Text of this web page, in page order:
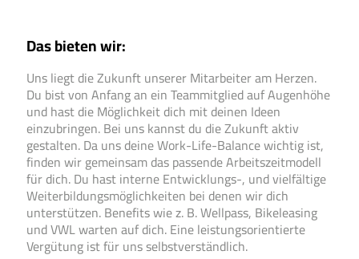
Das bieten wir:
Uns liegt die Zukunft unserer Mitarbeiter am Herzen.
Du bist von Anfang an ein Teammitglied auf Augenhöhe
und hast die Möglichkeit dich mit deinen Ideen
einzubringen. Bei uns kannst du die Zukunft aktiv
gestalten. Da uns deine Work-Life-Balance wichtig ist,
finden wir gemeinsam das passende Arbeitszeitmodell
für dich. Du hast interne Entwicklungs-, und vielfältige
Weiterbildungsmöglichkeiten bei denen wir dich
unterstützen. Benefits wie z. B. Wellpass, Bikeleasing
und VWL warten auf dich. Eine leistungsorientierte
Vergütung ist für uns selbstverständlich.